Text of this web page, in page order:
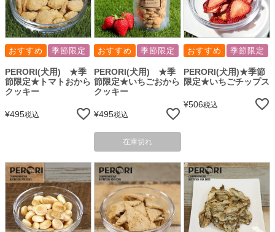
おすすめ 季節限定
PERORI(犬用) ★季
節限定★トマトおから
クッキー
¥495税込
おすすめ 季節限定
PERORI(犬用) ★季
節限定★いちごおから
クッキー
¥495税込
在庫切れ
おすすめ 季節限定
PERORI(犬用)★季節
限定★いちごチップス
¥506税込